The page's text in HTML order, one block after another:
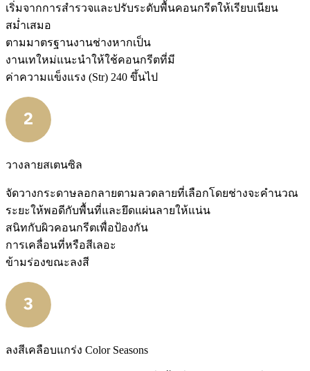
เริ่มจากการสำรวจและปรับระดับพื้นคอนกรีตให้เรียบเนียน
สม่ำเสมอ
ตามมาตรฐานงานช่างหากเป็น
งานเทใหม่แนะนำให้ใช้คอนกรีตที่มี
ค่าความแข็งแรง (Str) 240 ขึ้นไป
วางลายสเตนซิล
จัดวางกระดาษลอกลายตามลวดลายที่เลือกโดยช่างจะคำนวณ
ระยะให้พอดีกับพื้นที่และยึดแผ่นลายให้แน่น
สนิทกับผิวคอนกรีตเพื่อป้องกัน
การเคลื่อนที่หรือสีเลอะ
ข้ามร่องขณะลงสี
ลงสีเคลือบแกร่ง Color Seasons